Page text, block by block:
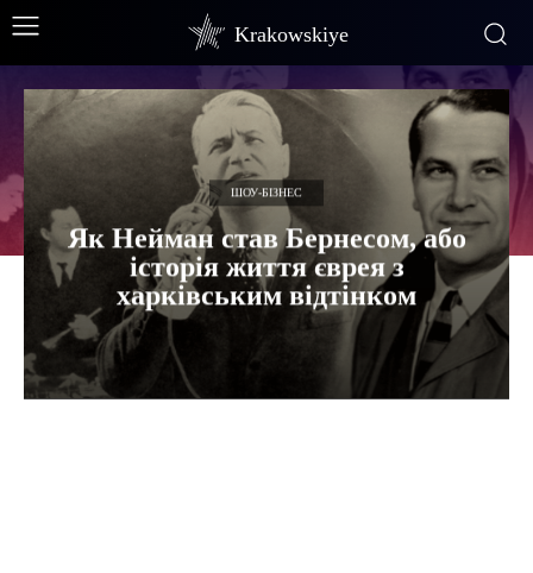
Krakowskiye
ШОУ-БІЗНЕС
Як Нейман став Бернесом, або
історія життя єврея з
харківським відтінком